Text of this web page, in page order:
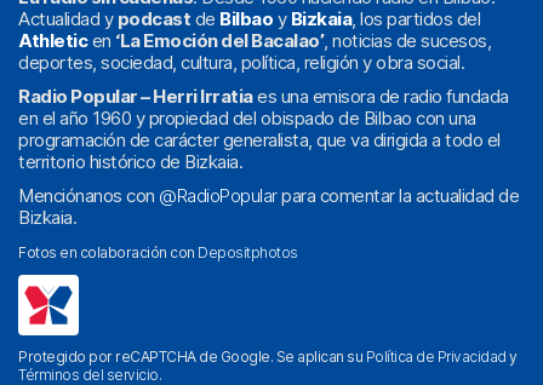
Actualidad y podcast de Bilbao y Bizkaia, los partidos del
Athleticen ‘La Emoción del Bacalao’, noticias de sucesos,
deportes, sociedad, cultura, política, religión y obra social.
Radio Popular – Herri Irratiaes una emisora de radio fundada
en el año 1960 y propiedad del obispado de Bilbao con una
programación de carácter generalista, que va dirigida a todo el
territorio histórico de Bizkaia.
Menciónanos con @RadioPopularpara comentar la actualidad de
Bizkaia.
Fotos en colaboración con Depositphotos
Protegido por reCAPTCHA de Google. Se aplican su Política de Privacidad y
Términos del servicio.